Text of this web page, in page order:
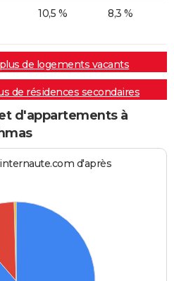
10,5 % 8,3 %
de logements vacants
de résidences secondaires
d'appartements à
d'après